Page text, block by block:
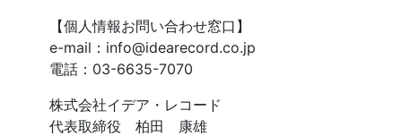
【個人情報お問い合わせ窓口】
e-mail：info@idearecord.co.jp
電話：03-6635-7070
株式会社イデア・レコード
代表取締役 柏田 康雄